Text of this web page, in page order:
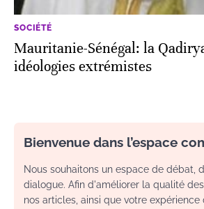
SOCIÉTÉ
Mauritanie-Sénégal: la
idéologies extrémistes
Bienvenue dans l’espace
Nous souhaitons un espace de débat,
dialogue. Afin d'améliorer la qualité
nos articles, ainsi que votre expérience